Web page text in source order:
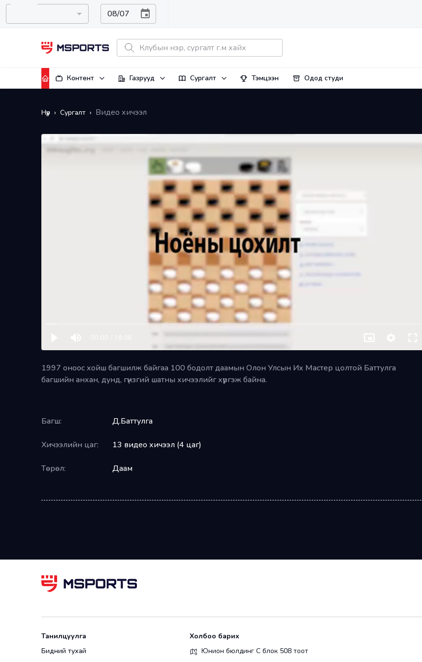
Контент Газрууд Сургалт Тэмцээн Одод студи
Нүүр › Сургалт › Видео хичээл
Буцах
Д.Баттулга
Даам
Танилцуулга
Plus+
хичээлүүдийг үзэх боломжтой
1997 оноос хойш багшилж байгаа 100 бодолт даамын Олон Улсын Их Мастер цолтой Баттулга
багшийн анхан, дунд, гүнзгий шатны хичээлийг хүргэж байна.
Багш:
Хичээлийн цаг:
Төрөл:
Д.Баттулга
13 видео хичээл (4 цаг)
Даам
Танилцуулга
Бидний тухай
Холбоо барих
Юнион бюлдинг С блок 508 тоот